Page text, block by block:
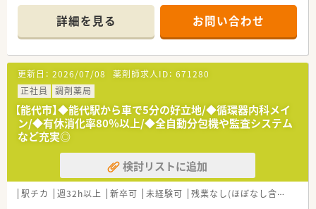
です。
調剤薬局の運営にとどまらず、福祉・介護事業にも参入してお
り、会社としての安定感もございます。
『 地域社会に根差した調剤薬局 』
このモットーを掲げ、より多くの時間をご利用いただく皆様に費
やせるよう、服薬指導・在宅医療に力を入れています。
そのため、最新機器の導入を積極的に行い、薬物事故防止はもち
ろん、業務効率化を図っております。
＜ 教育制度・設備充実！ ＞
教育に力を入れており、本社研修やセミナー、勉強会など様々な
取り組みを行っています。
若年層のスタッフが仕事をしながらステップアップ出来るよう
な環境を整えています。
また、業務効率化のため、最新機器の導入を積極的に行い、薬物
詳細を見る お問い合わせ
更新日： 2026/07/08 薬剤師求人ID： 671280
正社員
調剤薬局
【能代市】◆能代駅から車で5分の好立地/◆循環器内科メイ
ン/◆有休消化率80％以上/◆全自動分包機や監査システム
など充実◎
検討リストに追加
駅チカ 週32h以上 新卒可 未経験可 残業なし(ほぼなし含む)